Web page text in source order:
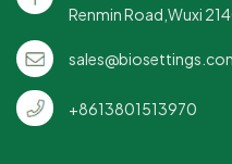
Renmin Road,Wuxi
+8613801513970